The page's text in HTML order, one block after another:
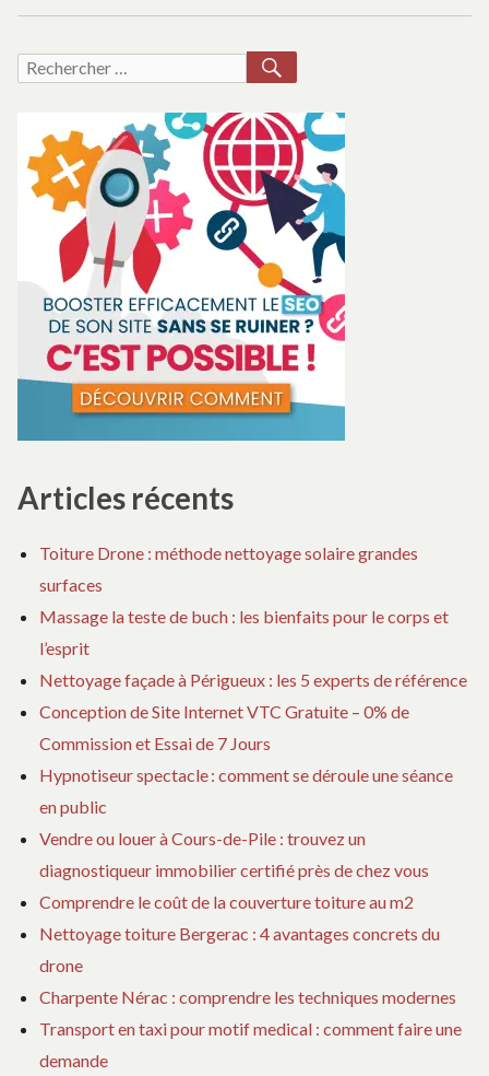
Recherche
Articles récents
Toiture Drone : méthode nettoyage solaire grandes
surfaces
Massage la teste de buch : les bienfaits pour le corps et
l’esprit
Nettoyage façade à Périgueux : les 5 experts de référence
Conception de Site Internet VTC Gratuite – 0% de
Commission et Essai de 7 Jours
Hypnotiseur spectacle : comment se déroule une séance
en public
Vendre ou louer à Cours-de-Pile : trouvez un
diagnostiqueur immobilier certifié près de chez vous
Comprendre le coût de la couverture toiture au m2
Nettoyage toiture Bergerac : 4 avantages concrets du
drone
Charpente Nérac : comprendre les techniques modernes
Transport en taxi pour motif medical : comment faire une
demande